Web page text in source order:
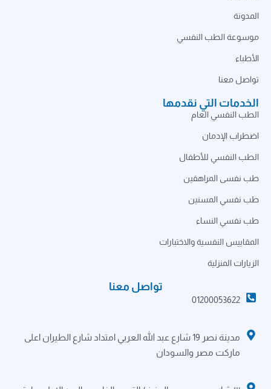
المدونة
موسوعة الطب النفسي
الأطباء
تواصل معنا
الخدمات التي نقدمها
الطب النفسي العام
اضطراب الإدمان
الطب النفسي للأطفال
طب نفسى المراهقين
طب نفسي المسنين
طب نفسي النساء
المقاييس النفسية والاختبارات
الزيارات المنزلية
تواصل معنا
01200053622
مدينة نصر 19 شارع عبد الله العربي امتداد شارع الطيران اعلى
ماركت مصر والسودان